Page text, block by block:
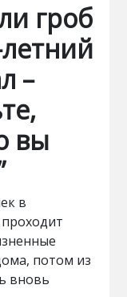
гроб
–
вы
в
потом из
вновь